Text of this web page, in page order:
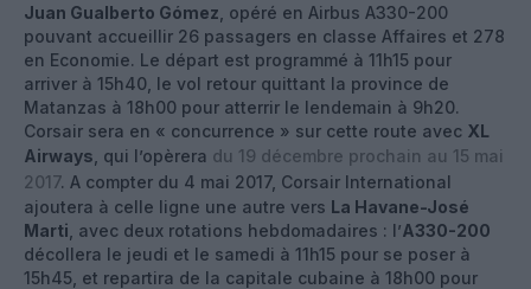
Juan Gualberto Gómez , opéré en Airbus A330-200
pouvant accueillir 26 passagers en classe Affaires et 278
en Economie. Le départ est programmé à 11h15 pour
arriver à 15h40, le vol retour quittant la province de
Matanzas à 18h00 pour atterrir le lendemain à 9h20.
Corsair sera en « concurrence » sur cette route avec XL
Airways , qui l’opèrera du 19 décembre prochain au 15 mai
2017. A compter du 4 mai 2017, Corsair International
ajoutera à celle ligne une autre vers La Havane-José
Marti , avec deux rotations hebdomadaires : l’A330-200
décollera le jeudi et le samedi à 11h15 pour se poser à
15h45, et repartira de la capitale cubaine à 18h00 pour